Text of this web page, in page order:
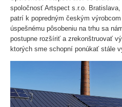
spoločnosť Artspect s.r.o.
patrí k popredným českým
úspešnému pôsobeniu na trhu sa
postupne rozšíriť a zrekonštruovať
ktorých sme schopní ponúkať stále